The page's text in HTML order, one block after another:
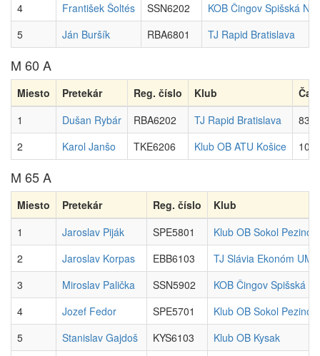
4
František Šoltés SSN6202
KOB Čingov Spišská
5
Ján Buršík RBA6801 TJ Rapid Bratislava
M 60 A
Miesto Pretekár Reg. číslo Klub
Čas
1
Dušan Rybár RBA6202 TJ Rapid Bratislava
2
Karol Janšo TKE6206 Klub OB ATU Košice
M 65 A
Miesto Pretekár Reg. číslo
Klub
1
Jaroslav Piják SPE5801
Klub OB Sokol Pezinok
2
Jaroslav Korpas EBB6103
TJ Slávia Ekonóm
3
Miroslav Palička SSN5902
KOB Čingov Spišská
4
Jozef Fedor SPE5701
Klub OB Sokol Pezinok
5
Stanislav Gajdoš KYS6103
Klub OB Kysak